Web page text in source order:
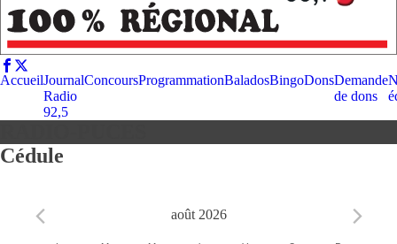
AccueilJournal
Radio
92,5
ConcoursProgrammationBaladosBingoDonsDemande
de dons
Cédule
août 2026